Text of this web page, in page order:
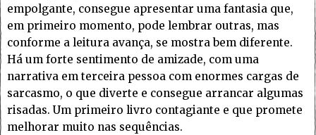
empolgante, consegue apresentar uma fantasia que,
em primeiro momento, pode lembrar outras, mas
conforme a leitura avança, se mostra bem diferente.
Há um forte sentimento de amizade, com uma
narrativa em terceira pessoa com enormes cargas de
sarcasmo, o que diverte e consegue arrancar algumas
risadas. Um primeiro livro contagiante e que promete
melhorar muito nas sequências.